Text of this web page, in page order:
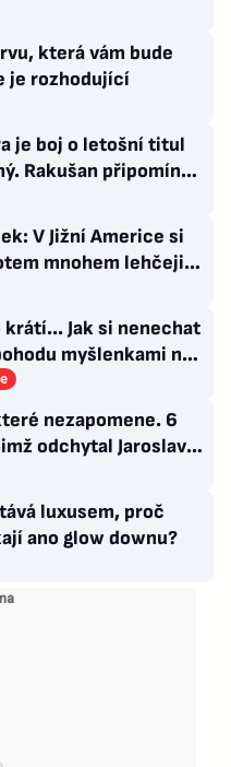
která vám bude
je rozhodující
je boj o letošní titul
Rakušan připomíná
V Jižní Americe si
mnohem lehčeji,
krátí... Jak si nenechat
myšlenkami na
nezapomene. 6
odchytal Jaroslav
zápasů v kariéře
luxusem, proč
ano glow downu?